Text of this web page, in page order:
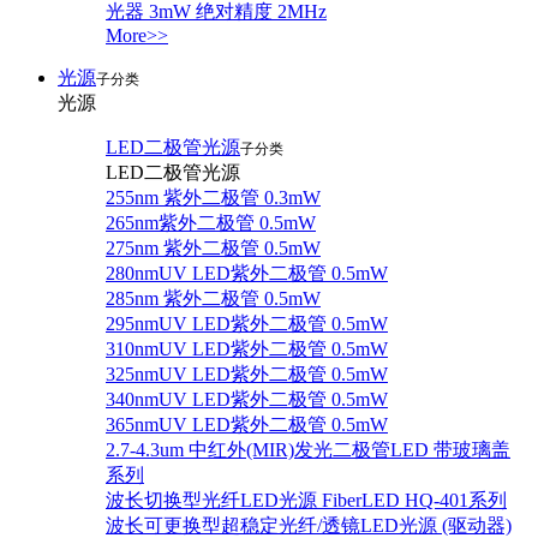
光器 3mW 绝对精度 2MHz
More>>
光源子分类
光源
LED二极管光源子分类
LED二极管光源
255nm 紫外二极管 0.3mW
265nm紫外二极管 0.5mW
275nm 紫外二极管 0.5mW
280nmUV LED紫外二极管 0.5mW
285nm 紫外二极管 0.5mW
295nmUV LED紫外二极管 0.5mW
310nmUV LED紫外二极管 0.5mW
325nmUV LED紫外二极管 0.5mW
340nmUV LED紫外二极管 0.5mW
365nmUV LED紫外二极管 0.5mW
2.7-4.3um 中红外(MIR)发光二极管LED 带玻璃盖
系列
波长切换型光纤LED光源 FiberLED HQ-401系列
波长可更换型超稳定光纤/透镜LED光源 (驱动器)